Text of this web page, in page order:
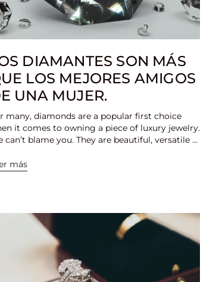
DIAMANTES SON MÁS
LOS MEJORES AMIGOS
UNA MUJER.
many, diamonds are a popular first choice
it comes to owning a piece of luxury jewelry.
can’t blame you. They are beautiful, versatile ...
más